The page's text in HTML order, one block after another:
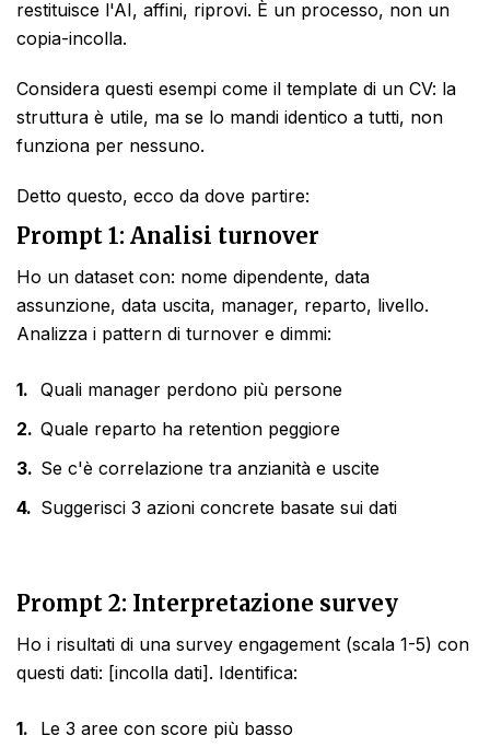
restituisce l'AI, affini, riprovi. È un processo, non un
copia-incolla.
Considera questi esempi come il template di un CV: la
struttura è utile, ma se lo mandi identico a tutti, non
funziona per nessuno.
Detto questo, ecco da dove partire:
Prompt 1: Analisi turnover
Ho un dataset con: nome dipendente, data
assunzione, data uscita, manager, reparto, livello.
Analizza i pattern di turnover e dimmi:
Quali manager perdono più persone
Quale reparto ha retention peggiore
Se c'è correlazione tra anzianità e uscite
Suggerisci 3 azioni concrete basate sui dati
Prompt 2: Interpretazione survey
Ho i risultati di una survey engagement (scala 1-5) con
questi dati: [incolla dati]. Identifica:
Le 3 aree con score più basso